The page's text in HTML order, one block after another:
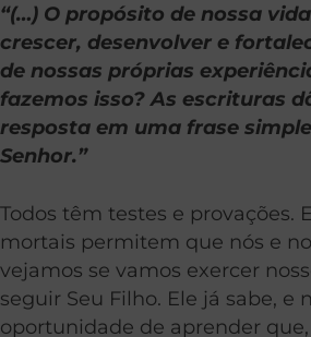
“(…) O propósito de nossa
crescer, desenvolver e
de nossas próprias
fazemos isso? As escrituras
resposta em uma frase
Senhor.”
Todos têm testes e provações.
mortais permitem que nós e
vejamos se vamos exercer
seguir Seu Filho. Ele já sabe, e
oportunidade de aprender